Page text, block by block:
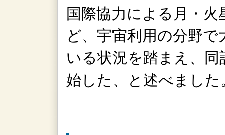
国際協力による月・
ど、宇宙利用の分野
いる状況を踏まえ、
始した、と述べました